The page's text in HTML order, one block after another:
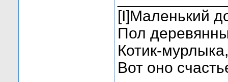
[I]Маленький
Пол
Котик-
Вот оно